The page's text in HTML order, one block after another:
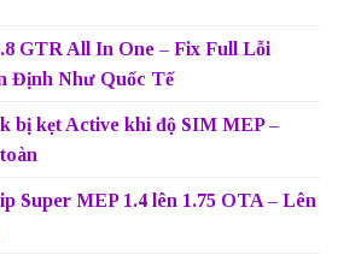
GTR All In One – Fix Full Lỗi
Định Như Quốc Tế
bị kẹt Active khi độ SIM MEP –
Super MEP 1.4 lên 1.75 OTA – Lên